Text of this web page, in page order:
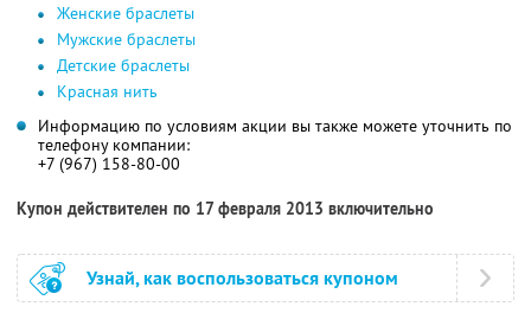
Женские браслеты
Мужские браслеты
Детские браслеты
Красная нить
Информацию по условиям акции вы также можете уточнить по
телефону компании:
+7 (967) 158-80-00
Купон действителен по 17 февраля 2013 включительно
Узнай, как воспользоваться купоном